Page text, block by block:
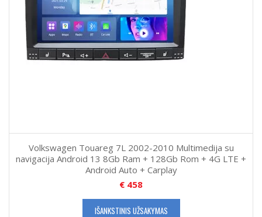
Volkswagen Touareg 7L 2002-2010 Multimedija su
navigacija Android 13 8Gb Ram + 128Gb Rom + 4G LTE +
Android Auto + Carplay
€ 458
IŠANKSTINIS UŽSAKYMAS